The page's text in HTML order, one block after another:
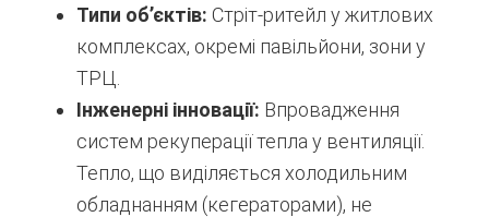
Типи об’єктів: Стріт-ритейл у житлових
комплексах, окремі павільйони, зони у
ТРЦ.
Інженерні інновації: Впровадження
систем рекуперації тепла у вентиляції.
Тепло, що виділяється холодильним
обладнанням (кегераторами), не